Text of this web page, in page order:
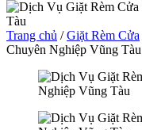
Trang chủ /Giặt Rèm Cửa
Chuyên Nghiệp Vũng Tàu